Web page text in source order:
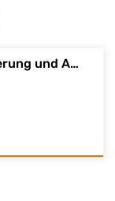
Zentrum für Industrielle Digitalisierung und Automatisierung